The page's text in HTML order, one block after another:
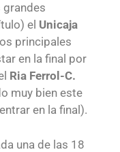
grandes
el Unicaja
principales
en la final por
Ria Ferrol-C.
muy bien este
en la final).
una de las 18